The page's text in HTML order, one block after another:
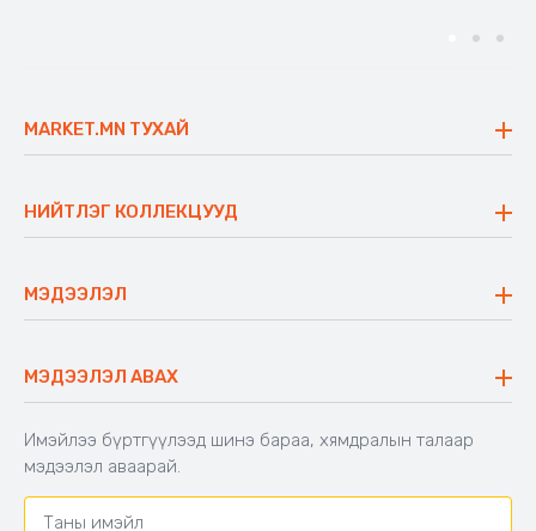
MARKET.MN ТУХАЙ
Үнэт зүйлс
Ажлын байр
Блог
НИЙТЛЭГ КОЛЛЕКЦУУД
Сүүдрэвч
Аяны ширээ
Аяны түшлэгтэй сандал
МЭДЭЭЛЭЛ
Буцаалтын журам
Захиалга шалгах
Хамтран ажиллах
Холбоо барих
МЭДЭЭЛЭЛ АВАХ
Имэйлээ бүртгүүлээд шинэ бараа, хямдралын талаар
мэдээлэл аваарай.